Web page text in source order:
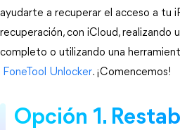
ayudarte a recuperar el acceso a tu
recuperación, con iCloud, realizando
completo o utilizando una
FoneTool Unlocker. ¡Comencemos!
Opción 1.